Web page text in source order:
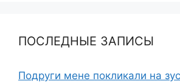
ПОСЛЕДНЫЕ ЗАПИСЫ
Подруги мене покликали на